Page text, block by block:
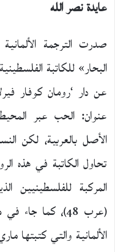
عايدة نصر الله
صدرت الترجمة
البحار» للكاتبة
عن دار ‘رومان كوفار
عنوان: الحب عبر
الأصل بالعربية، لكن
تحاول الكاتبة في هذه
المركبة للفلسطينيين
(عرب 48)، كما
الألمانية والتي كتبتها